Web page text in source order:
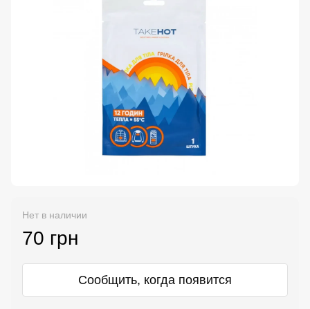
Нет в наличии
70 грн
Сообщить, когда появится